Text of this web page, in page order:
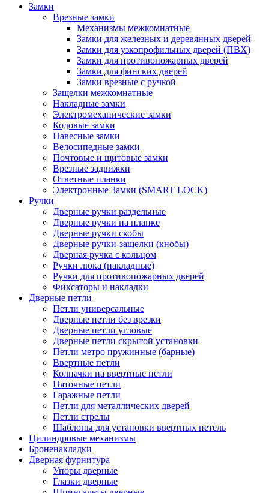
Замки
Врезные замки
Механизмы межкомнатные
Замки для железных и деревянных дверей
Замки для узкопрофильных дверей (ПВХ)
Замки для противопожарных дверей
Замки для финских дверей
Замки врезные с ручкой
Защелки межкомнатные
Накладные замки
Электромеханические замки
Кодовые замки
Навесные замки
Велосипедные замки
Почтовые и щитовые замки
Врезные задвижки
Ответные планки
Электронные Замки (SMART LOCK)
Ручки
Дверные ручки раздельные
Дверные ручки на планке
Дверные ручки скобы
Дверные ручки-защелки (кнобы)
Дверная ручка с кольцом
Ручки люка (накладные)
Ручки для противопожарных дверей
Фиксаторы и накладки
Дверные петли
Петли универсальные
Дверные петли без врезки
Дверные петли угловые
Дверные петли скрытой установки
Петли метро пружинные (барные)
Ввертные петли
Колпачки на ввертные петли
Пяточные петли
Гаражные петли
Петли для металлических дверей
Петли стрелы
Шаблоны для установки ввертных петель
Цилиндровые механизмы
Броненакладки
Дверная фурнитура
Упоры дверные
Глазки дверные